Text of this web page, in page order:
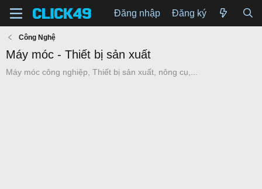
Đăng nhập Đăng ký
Công Nghệ
Máy móc - Thiết bị sản xuất
Máy móc công nghiệp, Thiết bị sản xuất, nông cụ,...